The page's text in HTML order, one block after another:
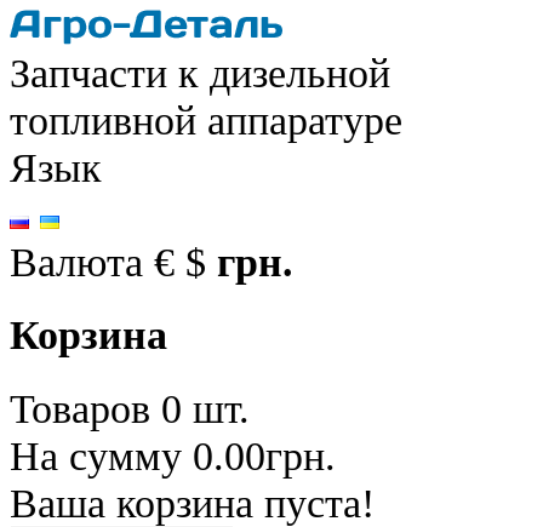
Запчасти к дизельной
топливной аппаратуре
Язык
Валюта € $ грн.
Корзина
Товаров 0 шт.
На сумму 0.00грн.
Ваша корзина пуста!